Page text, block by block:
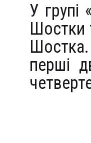
У групі
Шостки
перші